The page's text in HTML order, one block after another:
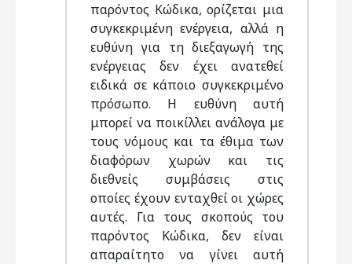
παρόντος Κώδικα, ορίζεται μια
συγκεκριμένη ενέργεια, αλλά η
ευθύνη για τη διεξαγωγή της
ενέργειας δεν έχει ανατεθεί
ειδικά σε κάποιο συγκεκριμένο
πρόσωπο. Η ευθύνη αυτή
μπορεί να ποικίλλει ανάλογα με
τους νόμους και τα έθιμα των
διαφόρων χωρών και τις
διεθνείς συμβάσεις στις
οποίες έχουν ενταχθεί οι χώρες
αυτές. Για τους σκοπούς του
παρόντος Κώδικα, δεν είναι
απαραίτητο να γίνει αυτή